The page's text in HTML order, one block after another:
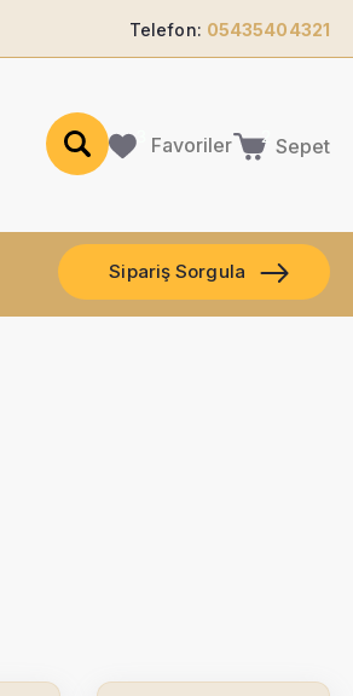
Telefon: 05435404321
Favoriler Sepet
Sipariş Sorgula